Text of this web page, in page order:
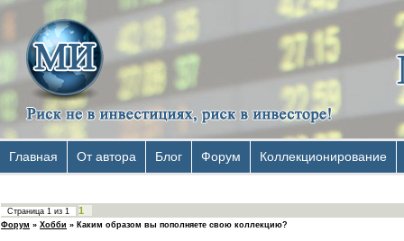
Главная От автора Блог Форум Коллекционирование
Страница 1 из 1 1
Форум » Хобби » Каким образом вы пополняете свою коллекцию?